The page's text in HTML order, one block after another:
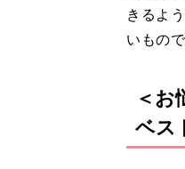
きるよ
いもの
＜
ベス